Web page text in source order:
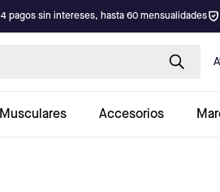
4 pagos sin intereses, hasta 60 mensualidades
Musculares Accesorios